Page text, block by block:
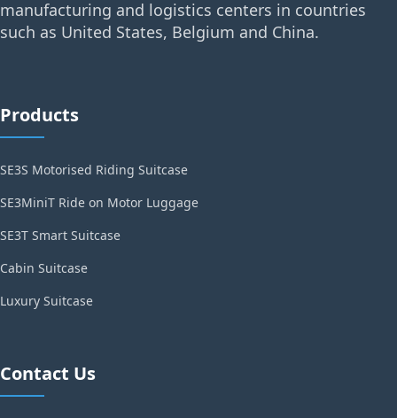
manufacturing and logistics centers in countries
such as United States, Belgium and China.
Products
SE3S Motorised Riding Suitcase
SE3MiniT Ride on Motor Luggage
SE3T Smart Suitcase
Cabin Suitcase
Luxury Suitcase
Contact Us